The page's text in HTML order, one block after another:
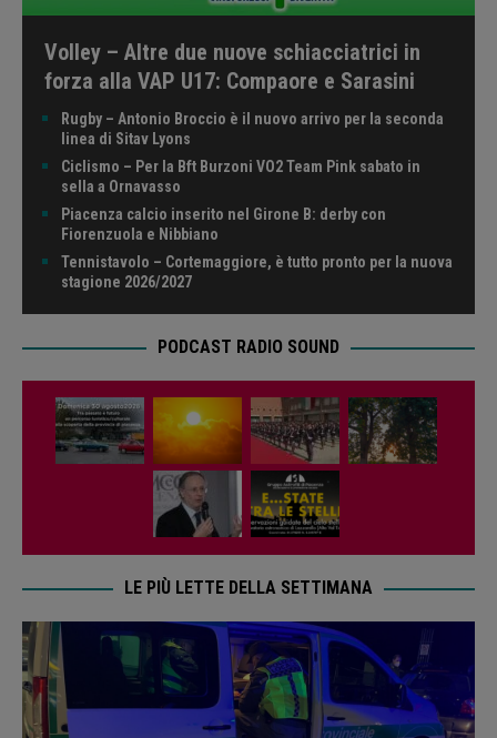
Volley – Altre due nuove schiacciatrici in
forza alla VAP U17: Compaore e Sarasini
Rugby – Antonio Broccio è il nuovo arrivo per la seconda
linea di Sitav Lyons
Ciclismo – Per la Bft Burzoni VO2 Team Pink sabato in
sella a Ornavasso
Piacenza calcio inserito nel Girone B: derby con
Fiorenzuola e Nibbiano
Tennistavolo – Cortemaggiore, è tutto pronto per la nuova
stagione 2026/2027
PODCAST RADIO SOUND
LE PIÙ LETTE DELLA SETTIMANA